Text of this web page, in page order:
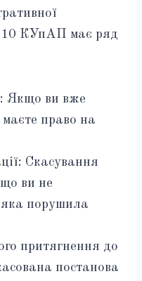
210 КУпАП має ряд
Якщо ви вже
право на
Скасування
ви не
яка порушила
притягнення до
постанова